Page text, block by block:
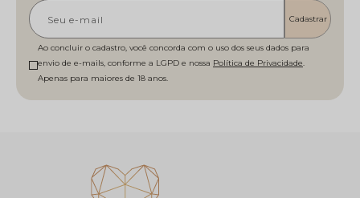
Cadastrar
Ao concluir o cadastro, você concorda com o uso dos seus dados para
envio de e-mails, conforme a LGPD e nossa Política de Privacidade